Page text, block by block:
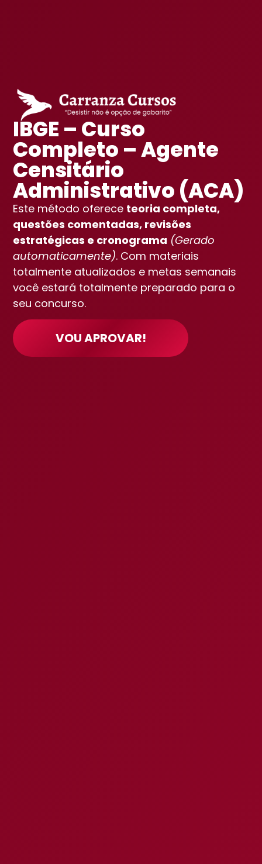
IBGE – Curso
Completo – Agente
Censitário
Administrativo (ACA)
Este método oferece teoria completa,
questões comentadas, revisões
estratégicas e cronograma (Gerado
automaticamente). Com materiais
totalmente atualizados e metas semanais
você estará totalmente preparado para o
seu concurso.
VOU APROVAR!